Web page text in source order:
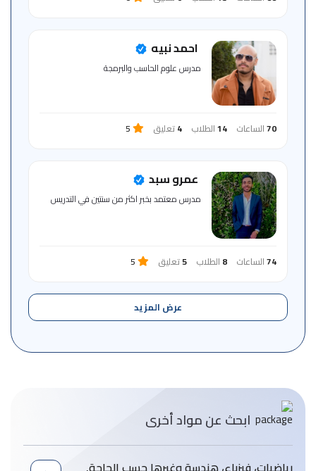
احمد نبيه
مدرس علوم الحاسب والبرمجة
70الساعات 14الطلاب 4تعليق 5
عمرو سبد
مدرس معتمد بخبر اكثر من سنتين في التدريس
74الساعات 8 الطلاب 5تعليق 5
عرض المزيد
ابحث عن مواد أخرى